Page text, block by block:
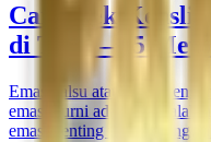
Cara Cek
di Toko — 5
Emas palsu atau emas
emas murni adalah masalah
emas, penting untuk